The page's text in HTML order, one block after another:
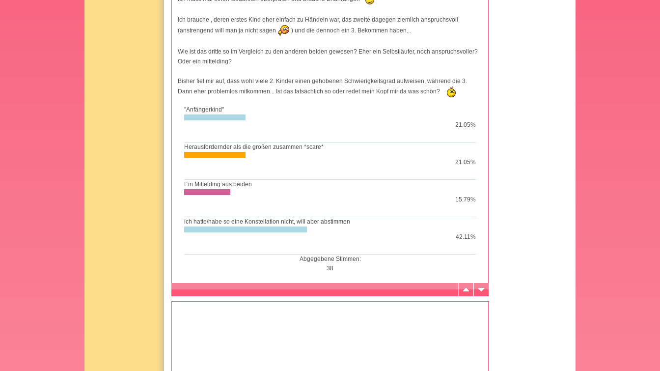
Ich brauche , deren erstes Kind eher einfach zu Händeln war, das zweite dagegen ziemlich anspruchsvoll
(anstrengend will man ja nicht sagen
) und die dennoch ein 3. Bekommen haben...
Wie ist das dritte so im Vergleich zu den anderen beiden gewesen? Eher ein Selbstläufer, noch anspruchsvoller?
Oder ein mittelding?
Bisher fiel mir auf, dass wohl viele 2. Kinder einen gehobenen Schwierigkeitsgrad aufweisen, während die 3.
Dann eher problemlos mitkommen... Ist das tatsächlich so oder redet mein Kopf mir da was schön?
"Anfängerkind"
21.05%
Herausfordernder als die großen zusammen *scare*
21.05%
Ein Mittelding aus beiden
15.79%
ich hatte/habe so eine Konstellation nicht, will aber abstimmen
42.11%
Abgegebene Stimmen:
38